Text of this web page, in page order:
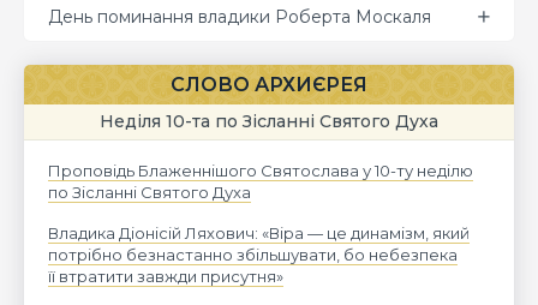
День поминання владики Роберта Москаля
СЛОВО АРХИЄРЕЯ
Неділя 10-та по Зісланні Святого Духа
Проповідь Блаженнішого Святослава у 10-ту неділю
по Зісланні Святого Духа
Владика Діонісій Ляхович: «Віра — це динамізм, який
потрібно безнастанно збільшувати, бо небезпека
її втратити завжди присутня»